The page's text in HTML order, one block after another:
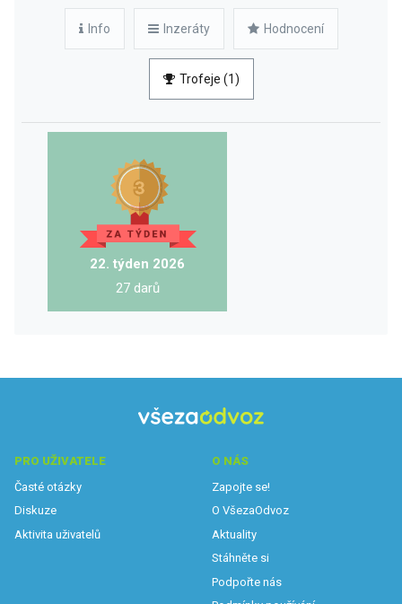
Info Inzeráty Hodnocení
Trofeje (1)
22. týden 2026
27 darů
PRO UŽIVATELE
Časté otázky
Diskuze
Aktivita uživatelů
O NÁS
Zapojte se!
O VšezaOdvoz
Aktuality
Stáhněte si
Podpořte nás